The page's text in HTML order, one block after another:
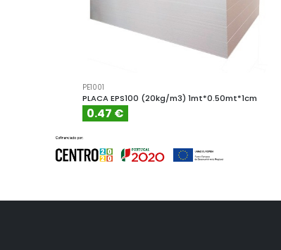
PE1001
PLACA EPS100 (20kg/m3) 1mt*0.50mt*1cm
0.47 €